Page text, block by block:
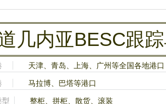
几内亚BESC跟
天津、青岛、上海、广州等全国各地港口
马拉博、巴塔等港口
型 整柜、拼柜、散货、滚装